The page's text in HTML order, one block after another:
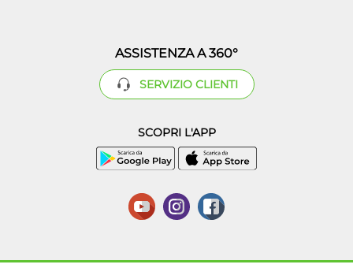
ASSISTENZA A 360°
SERVIZIO CLIENTI
SCOPRI L'APP